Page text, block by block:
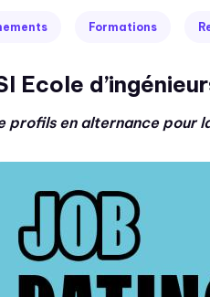
Formations
Ecole
profils en alternance pour